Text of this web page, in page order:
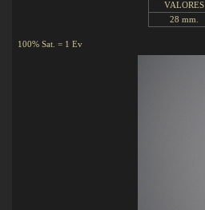
VALORES
28 mm.
100% Sat. = 1 Ev